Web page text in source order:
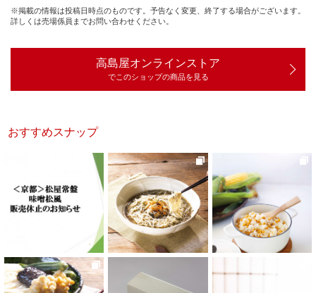
※掲載の情報は投稿日時点のものです。予告なく変更、終了する場合がございます。
詳しくは売場係員までお問い合わせください。
高島屋オンラインストア
でこのショップの商品を見る
おすすめスナップ